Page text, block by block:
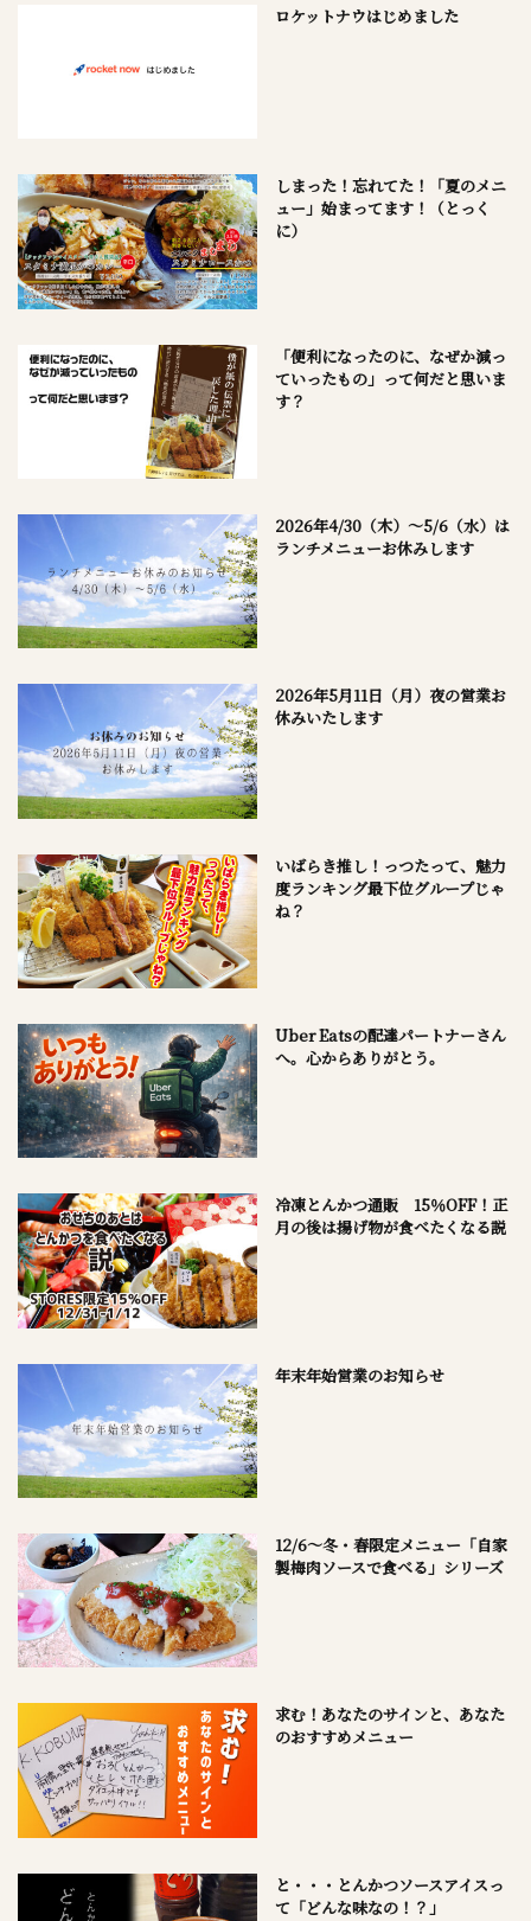
ロケットナウはじめました
しまった！忘れてた！「夏のメニ
ュー」始まってます！（とっく
に）
「便利になったのに、なぜか減っ
ていったもの」って何だと思いま
す？
2026年4/30（木）～5/6（水）は
ランチメニューお休みします
2026年5月11日（月）夜の営業お
休みいたします
いばらき推し！っつたって、魅力
度ランキング最下位グループじゃ
ね？
Uber Eatsの配達パートナーさん
へ。心からありがとう。
冷凍とんかつ通販 15％OFF！正
月の後は揚げ物が食べたくなる説
年末年始営業のお知らせ
12/6～冬・春限定メニュー「自家
製梅肉ソースで食べる」シリーズ
求む！あなたのサインと、あなた
のおすすめメニュー
と・・・とんかつソースアイスっ
て「どんな味なの！？」